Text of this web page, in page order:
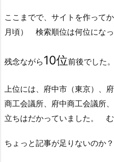
ここまでで、サイトを作って
月頃） 検索順位は何位になっ
残念ながら10位前後でした。
上位には、府中市（東京）、
商工会議所、府中商工会議所
立ちはだかっていました。 む
ちょっと記事が足りないのか？